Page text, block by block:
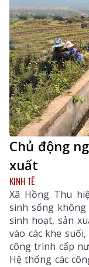
Chủ động
xuất
KINH TẾ
Xã Hồng Thu
sinh sống
sinh hoạt, sản
vào các khe
công trình cấp
Hệ thống các